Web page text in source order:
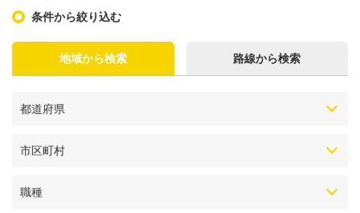
条件から絞り込む
地域から検索 路線から検索
都道府県
市区町村
職種